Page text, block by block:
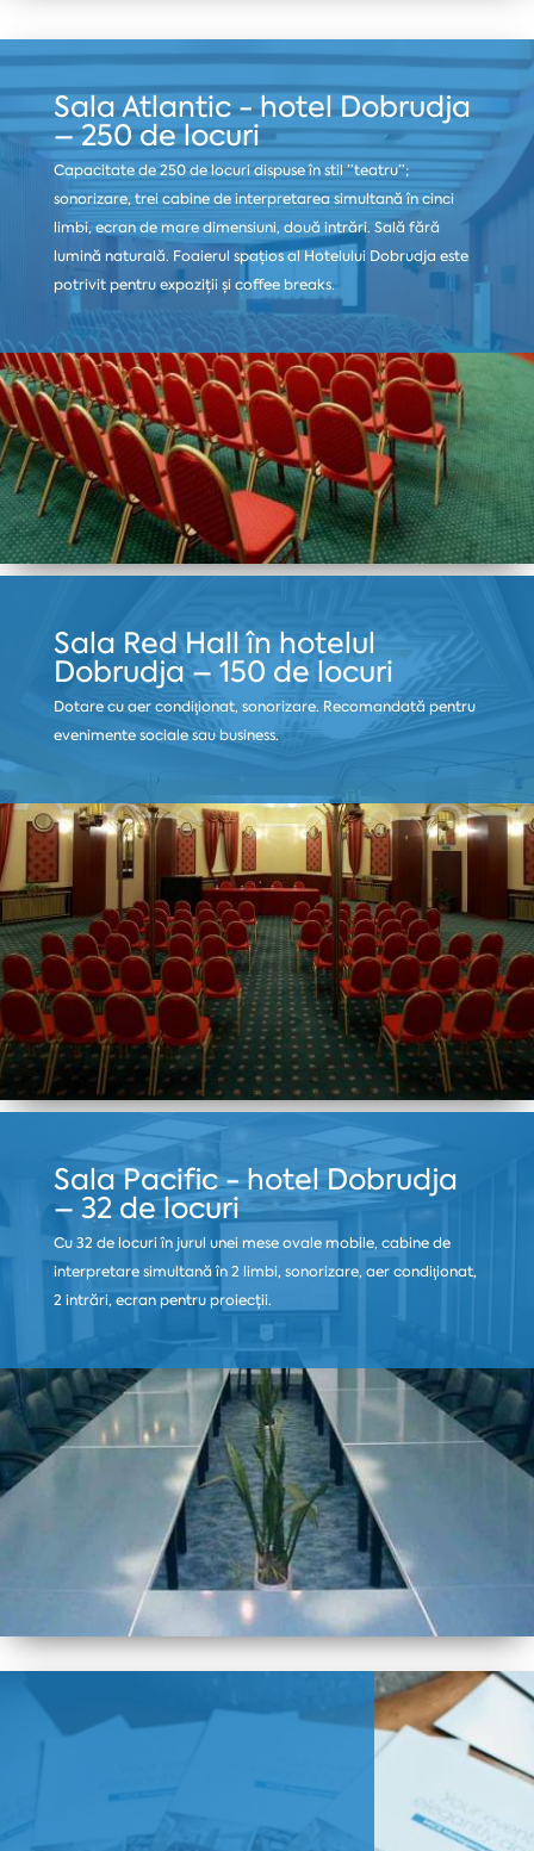
Sala Atlantic - hotel Dobrudja
– 250 de locuri
Capacitate de 250 de locuri dispuse în stil ”teatru”;
sonorizare, trei cabine de interpretarea simultană în cinci
limbi, ecran de mare dimensiuni, două intrări. Sală fără
lumină naturală. Foaierul spațios al Hotelului Dobrudja este
potrivit pentru expoziții și coffee breaks.
Sala Red Hall în hotelul
Dobrudja – 150 de locuri
Dotare cu aer condiţionat, sonorizare. Recomandată pentru
evenimente sociale sau business.
Sala Pacific - hotel Dobrudja
– 32 de locuri
Cu 32 de locuri în jurul unei mese ovale mobile, cabine de
interpretare simultană în 2 limbi, sonorizare, aer condiţionat,
2 intrări, ecran pentru proiecții.